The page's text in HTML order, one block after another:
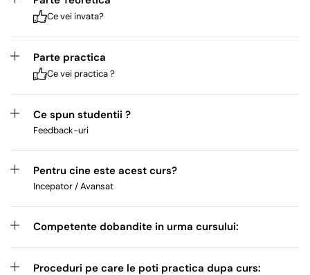
Ce vei invata?
Parte practica
Ce vei practica ?
Ce spun studentii ?
Feedback-uri
Pentru cine este acest curs?
Incepator / Avansat
Competente dobandite in urma cursului:
Proceduri pe care le poti practica dupa curs: